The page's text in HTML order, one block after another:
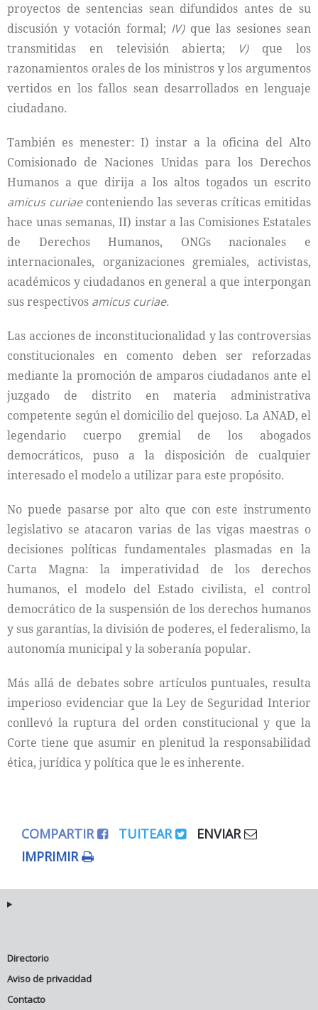
proyectos de sentencias sean difundidos antes de su
discusión y votación formal; IV)que las sesiones sean
transmitidas en televisión abierta;
V)que los
razonamientos orales de los ministros y los argumentos
vertidos en los fallos sean desarrollados en lenguaje
ciudadano.
También es menester: I) instar a la oficina del Alto
Comisionado de Naciones Unidas para los Derechos
Humanos a que dirija a los altos togados un escrito
amicus curiae conteniendo las severas críticas emitidas
hace unas semanas, II) instar a las Comisiones Estatales
de Derechos Humanos, ONGs nacionales e
internacionales, organizaciones gremiales, activistas,
académicos y ciudadanos en general a que interpongan
sus respectivos amicus curiae.
Las acciones de inconstitucionalidad y las controversias
constitucionales en comento deben ser reforzadas
mediante la promoción de amparos ciudadanos ante el
juzgado de distrito en materia administrativa
competente según el domicilio del quejoso. La ANAD, el
legendario cuerpo gremial de los abogados
democráticos, puso a la disposición de cualquier
interesado el modelo a utilizar para este propósito.
No puede pasarse por alto que con este instrumento
legislativo se atacaron varias de las vigas maestras o
decisiones políticas fundamentales plasmadas en la
Carta Magna: la imperatividad de los derechos
humanos, el modelo del Estado civilista, el control
democrático de la suspensión de los derechos humanos
y sus garantías, la división de poderes, el federalismo, la
autonomía municipal y la soberanía popular.
Más allá de debates sobre artículos puntuales, resulta
imperioso evidenciar que la Ley de Seguridad Interior
conllevó la ruptura del orden constitucional y que la
Corte tiene que asumir en plenitud la responsabilidad
ética, jurídica y política que le es inherente.
COMPARTIR TUITEAR
ENVIAR
IMPRIMIR
Directorio
Aviso de privacidad
Contacto